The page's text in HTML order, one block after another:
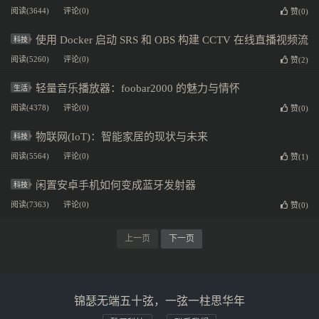
阅读(3644) 评论(0) 赞(0)
科技 使用 Docker 启动 SRS 和 OBS 构建 CCTV 在线直播视频流
阅读(5260) 评论(0) 赞(2)
生活 轻量音乐播放器：foobar2000 的魅力与情怀
阅读(4378) 评论(0) 赞(0)
科技 物联网(IoT)：智能家居的现状与未来
阅读(5564) 评论(0) 赞(1)
科技 闲置安卓手机如何变成蓝牙发射器
阅读(7363) 评论(0) 赞(0)
上一页 下一页
锦瑟无端五十弦，一弦一柱思华年